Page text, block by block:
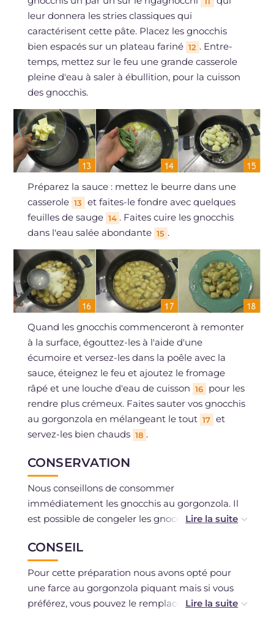
leur donnera les stries classiques qui
caractérisent cette pâte. Placez les gnocchis
bien espacés sur un plateau fariné 12 . Entre-
temps, mettez sur le feu une grande casserole
pleine d'eau à saler à ébullition, pour la cuisson
des gnocchis.
Préparez la sauce : mettez le beurre dans une
casserole 13
et faites-le fondre avec quelques
feuilles de sauge 14 . Faites cuire les gnocchis
dans l'eau salée abondante 15 .
Quand les gnocchis commenceront à remonter
à la surface, égouttez-les à l'aide d'une
écumoire et versez-les dans la poêle avec la
sauce, éteignez le feu et ajoutez le fromage
râpé et une louche d'eau de cuisson 16
pour les
rendre plus crémeux. Faites sauter vos gnocchis
au gorgonzola en mélangeant le tout 17 et
servez-les bien chauds 18 .
CONSERVATION
Nous conseillons de consommer
immédiatement les gnocchis au gorgonzola. Il
est possible de congeler les gnocchis, dans ce
congélateur, ainsi en raffermissant ils ne
colleront pas entre eux, et après environ 20
minutes mettez les gnocchis de pommes de
terre dans un sac alimentaire pour plus de
commodité. Pour les cuire, il suffira de les
CONSEIL
Pour cette préparation nous avons opté pour
une farce au gorgonzola piquant mais si vous
préférez, vous pouvez le remplacer par un